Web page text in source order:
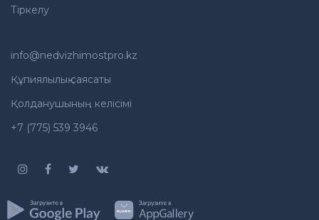
Тіркелу
info@nedvizhimostpro.kz
Құпиялылық саясаты
Қолданушының келісімі
+7 (775) 539 3946